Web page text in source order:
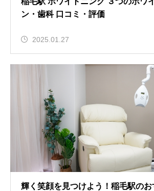
ン・歯科 口コミ・評価
2025.01.27
輝く笑顔を見つけよう！稲毛駅の